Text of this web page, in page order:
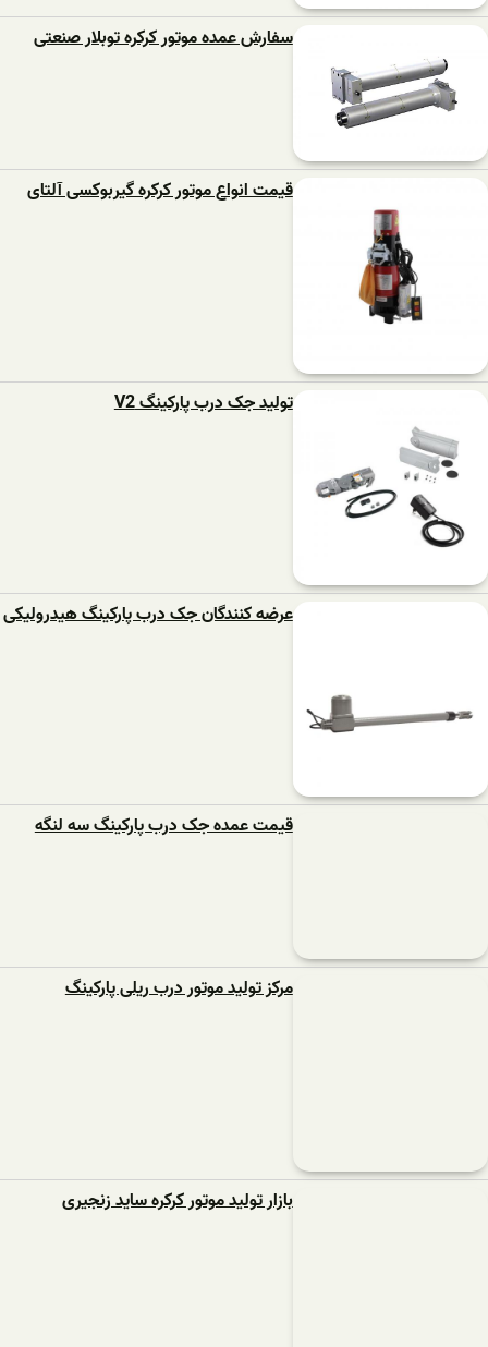
سفارش عمده موتور کرکره توبلار صنعتی
قیمت انواع موتور کرکره گیربوکسی آلتای
تولید جک درب پارکینگ V2
عرضه کنندگان جک درب پارکینگ هیدرولیکی
قیمت عمده جک درب پارکینگ سه لنگه
مرکز تولید موتور درب ریلی پارکینگ
بازار تولید موتور کرکره ساید زنجیری